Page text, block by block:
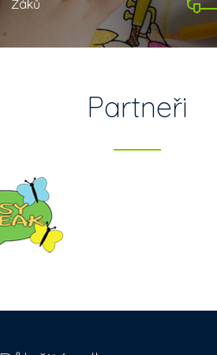
Žáků
Partneři